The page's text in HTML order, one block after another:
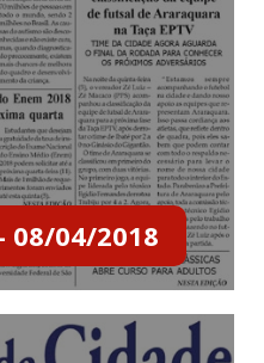
08/04/2018